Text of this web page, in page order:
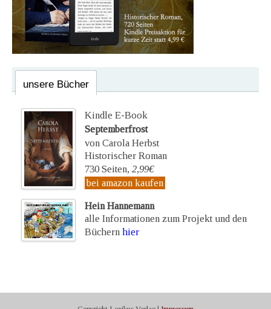
unsere Bücher
Kindle E-Book
Septemberfrost
von Carola Herbst
Historischer Roman
730 Seiten, 2,99€
bei amazon kaufen
Hein Hannemann
alle Informationen zum Projekt und den
Büchern hier